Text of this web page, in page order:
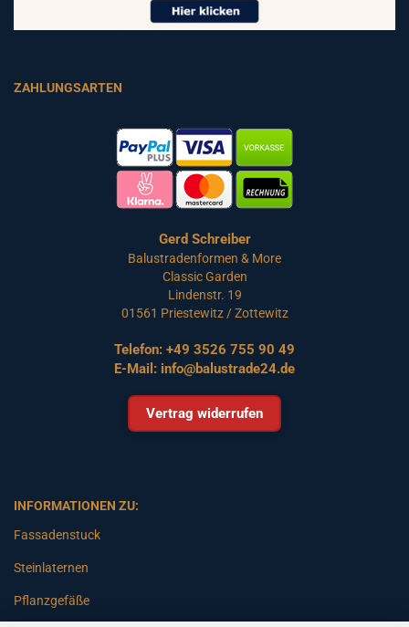
ZAHLUNGSARTEN
Gerd Schreiber
Balustradenformen & More
Classic Garden
Lindenstr. 19
01561 Priestewitz / Zottewitz
Telefon: +49 3526 755 90 49
E-Mail: info@balustrade24.de
Vertrag widerrufen
INFORMATIONEN ZU:
Fassadenstuck
Steinlaternen
Pflanzgefäße